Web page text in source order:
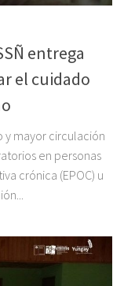
entrega
el cuidado
y mayor circulación
en personas
crónica (EPOC) u